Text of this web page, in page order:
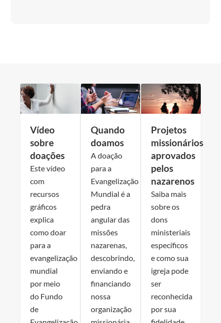
Vídeo
sobre
doações
Este vídeo
com
recursos
gráficos
explica
como doar
para a
evangelização
mundial
por meio
do Fundo
de
Quando
doamos
A doação
para a
Evangelização
Mundial é a
pedra
angular das
missões
nazarenas,
descobrindo,
enviando e
financiando
nossa
organização
Projetos
missionários
aprovados
pelos
nazarenos
Saiba mais
sobre os
dons
ministeriais
específicos
e como sua
igreja pode
ser
reconhecida
por sua